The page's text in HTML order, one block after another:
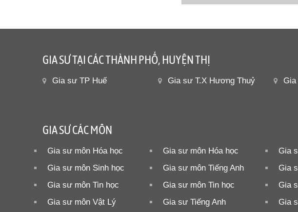
GIA SƯ TẠI CÁC THÀNH PHỐ, HUYỆN THỊ
Gia sư TP Huế Gia sư T.X Hương Thuỷ
GIA SƯ CÁC MÔN
Gia sư môn Hóa học Gia sư môn Hóa học Gia
Gia sư môn Sinh học
Gia sư môn Tiếng Anh Gia
Gia sư môn Tin học
Gia sư môn Tin học Gia
Gia sư môn Vật Lý
Gia sư Tiếng Anh Gia